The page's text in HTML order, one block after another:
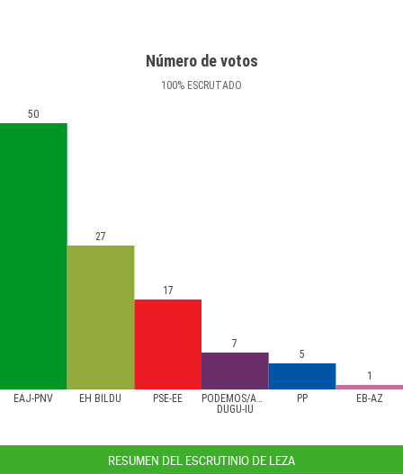
Número de votos
100% ESCRUTADO
EAJ-PNV EH BILDU PSE-EE
PODEMOS/AHAL
DUGU-IU
PP EB-AZ
50
27
17
7
5
1
RESUMEN DEL ESCRUTINIO DE LEZA